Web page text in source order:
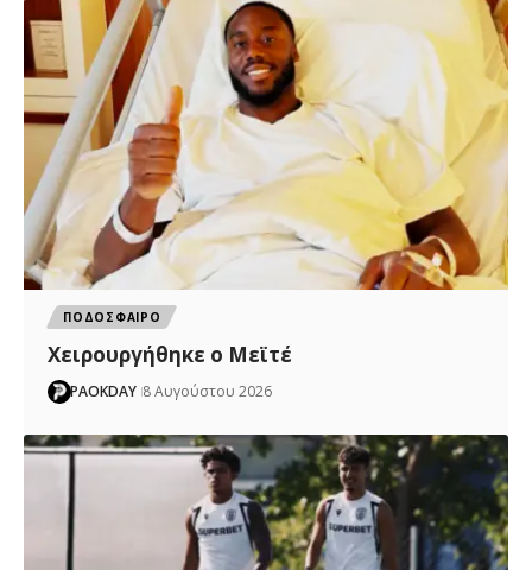
ΠΟΔΟΣΦΑΙΡΟ
Χειρουργήθηκε ο Μεϊτέ
PAOKDAY 8 Αυγούστου 2026